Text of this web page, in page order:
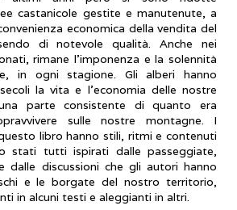
castanicole gestite e manutenute, a
economica della vendita del
di notevole qualità. Anche nei
rimane l’imponenza e la solennità
in ogni stagione. Gli alberi hanno
la vita e l’economia delle nostre
parte consistente di quanto era
sulle nostre montagne. I
libro hanno stili, ritmi e contenuti
stati tutti ispirati dalle passeggiate,
dalle discussioni che gli autori hanno
e le borgate del nostro territorio,
in alcuni testi e aleggianti in altri.